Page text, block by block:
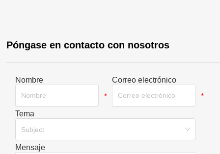
Póngase en contacto con nosotros
Nombre
*
Correo electrónico
*
Tema
Subject
Mensaje